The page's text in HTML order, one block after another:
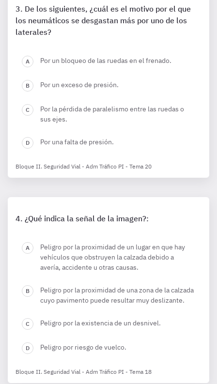
De los siguientes, ¿cuál es el motivo por el que
los neumáticos se desgastan más por uno de los
laterales?
Por un bloqueo de las ruedas en el frenado.
Por un exceso de presión.
Por la pérdida de paralelismo entre las ruedas o
sus ejes.
Por una falta de presión.
Bloque II. Seguridad Vial - Adm Tráfico PI - Tema 20
¿Qué indica la señal de la imagen?:
Peligro por la proximidad de un lugar en que hay
vehículos que obstruyen la calzada debido a
avería, accidente u otras causas.
Peligro por la proximidad de una zona de la calzada
cuyo pavimento puede resultar muy deslizante.
Peligro por la existencia de un desnivel.
Peligro por riesgo de vuelco.
Bloque II. Seguridad Vial - Adm Tráfico PI - Tema 18